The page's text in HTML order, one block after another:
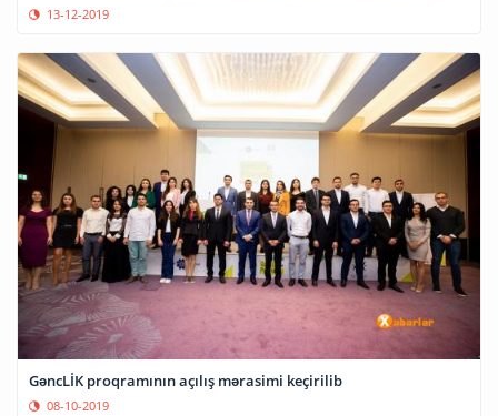
13-12-2019
GəncLİK proqramının açılış mərasimi keçirilib
08-10-2019